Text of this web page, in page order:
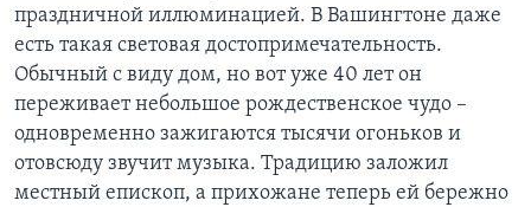
праздничной иллюминацией. В Вашингтоне даже
есть такая световая достопримечательность.
Обычный с виду дом, но вот уже 40 лет он
переживает небольшое рождественское чудо –
одновременно зажигаются тысячи огоньков и
отовсюду звучит музыка. Традицию заложил
местный епископ, а прихожане теперь ей бережно